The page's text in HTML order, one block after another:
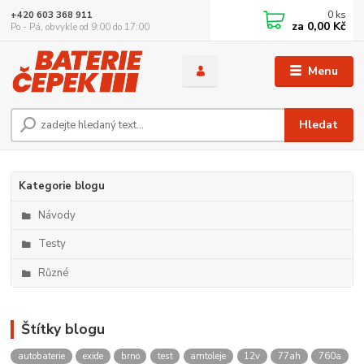
Menu
Hledat
+420 603 368 911
Po - Pá, obvykle od 9:00 do 17:00
0 ks
za 0,00 Kč
Kategorie blogu
Návody
Testy
Různé
Štítky blogu
autobaterie exide brno test amtoleje 12v 77ah
760a